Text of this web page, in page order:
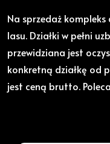
Na sprzedaż kompleks
lasu. Działki w pełni
przewidziana jest
konkretną działkę od
jest ceną brutto.